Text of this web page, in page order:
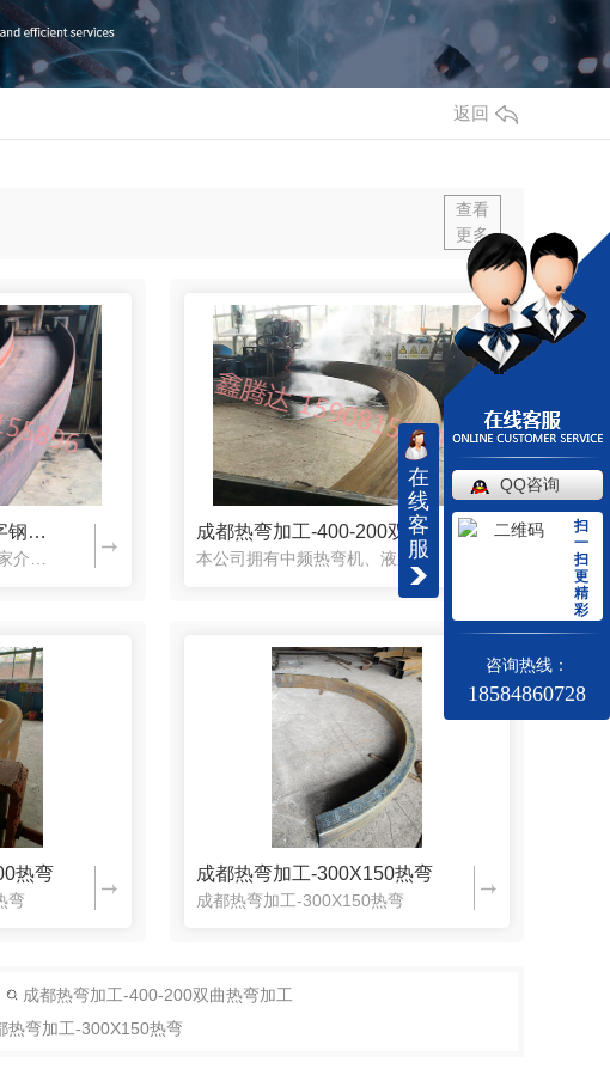
成都弯管加工-铝材弯弧
型材拉弯-200X150方铝材
工字钢加工
返回
查看
更多
成都钢材拉弯-400工字钢热弯
**成都型材拉弯厂家为大家介绍拉弯加工时出现缺陷如何做。一、当出现塌肩现象1)生产时若发现拉弯模模槽过深，可在该处模槽底部垫适当厚度的垫片或返修模具。但模槽过浅，零件在该处根部会产生凸出。2)适当控制...
成都热弯加工-400-200双曲热弯加工
本公司拥有中频热弯机、液压拉弯机、顶弯机、坡口机等多台中大型弯圆设备，具备业内加工面很齐整的多种弯圆设备。本公司主营：专业加工各种、冷、热型材弯圆、弯弧，截面1000mm以下的圆管、方管、工字钢、H钢...
热弯
弯
成都热弯加工-300X150热弯
成都热弯加工-300X150热弯
成都热弯加工-400-200双曲热弯加工
热弯加工-300X150热弯
在
线
客
服
QQ咨询
扫
一
扫
更
精
彩
咨询热线：
18584860728